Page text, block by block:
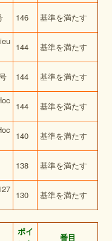
146 基準を満たす
144 基準を満たす
144 基準を満たす
144 基準を満たす
140 基準を満たす
138 基準を満たす
130 基準を満たす
ポイ
番目